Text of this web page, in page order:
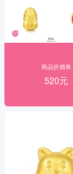
商品折價券
520元